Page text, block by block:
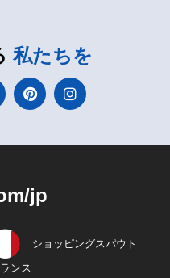
私たちを
jp
ショッピングスパウト
ンス